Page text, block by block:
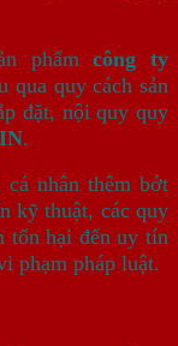
phẩmcông ty
qua quy cách sản
đặt, nội quy quy
.
nhân thêm bớt
kỹ thuật, các quy
tổn hại đến uy tín
phạm pháp luật.